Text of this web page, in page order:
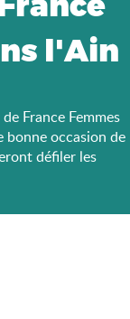
l'Ain
France Femmes
bonne occasion de
défiler les